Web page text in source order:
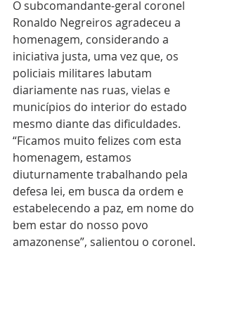
O subcomandante-geral coronel
Ronaldo Negreiros agradeceu a
homenagem, considerando a
iniciativa justa, uma vez que, os
policiais militares labutam
diariamente nas ruas, vielas e
municípios do interior do estado
mesmo diante das dificuldades.
“Ficamos muito felizes com esta
homenagem, estamos
diuturnamente trabalhando pela
defesa lei, em busca da ordem e
estabelecendo a paz, em nome do
bem estar do nosso povo
amazonense”, salientou o coronel.